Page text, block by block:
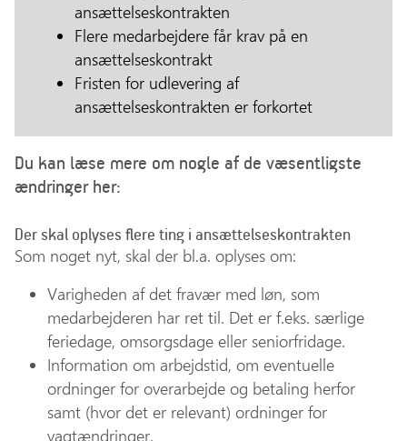
ansættelseskontrakten
Flere medarbejdere får krav på en
ansættelseskontrakt
Fristen for udlevering af
ansættelseskontrakten er forkortet
Du kan læse mere om nogle af de væsentligste
ændringer her:
Der skal oplyses flere ting i ansættelseskontrakten
Som noget nyt, skal der bl.a. oplyses om:
Varigheden af det fravær med løn, som
medarbejderen har ret til. Det er f.eks. særlige
feriedage, omsorgsdage eller seniorfridage.
Information om arbejdstid, om eventuelle
ordninger for overarbejde og betaling herfor
samt (hvor det er relevant) ordninger for
vagtændringer.